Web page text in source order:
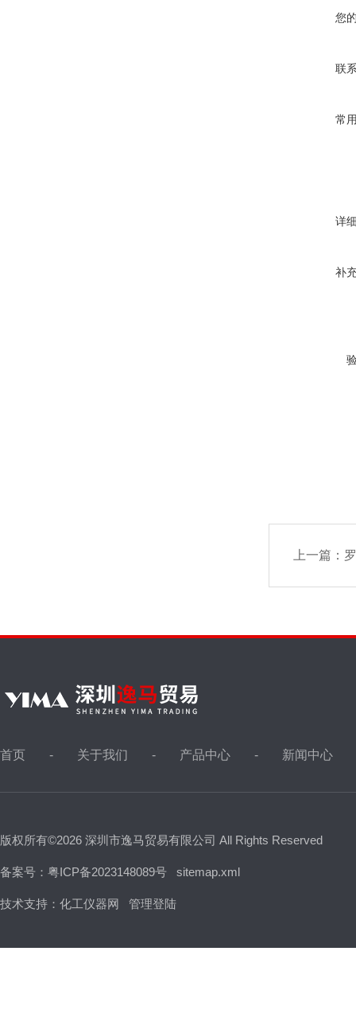
您
联
常
详
补
上一篇：
首页 关于我们 产品中心 新闻中心
版权所有©2026 深圳市逸马贸易有限公司 All Rights Reserved
备案号：粤ICP备2023148089号 sitemap.xml
技术支持： 化工仪器网 管理登陆